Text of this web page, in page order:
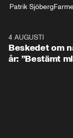
Patrik Sjöberg
1:044 AUGUSTI
Beskedet om
år: ”Bestämt